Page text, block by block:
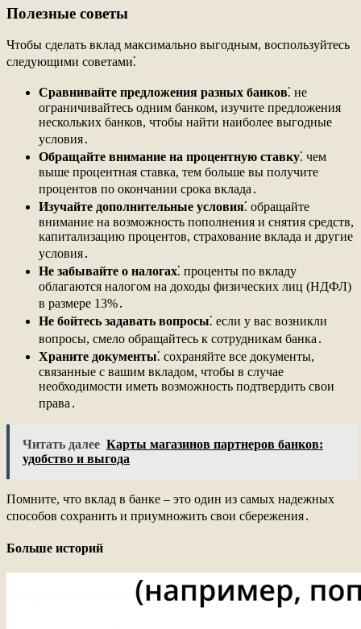
Полезные советы
Чтобы сделать вклад максимально выгодным, воспользуйтесь
следующими советами⁚
Сравнивайте предложения разных банков⁚ не
ограничивайтесь одним банком, изучите предложения
нескольких банков, чтобы найти наиболее выгодные
условия․
Обращайте внимание на процентную ставку⁚ чем
выше процентная ставка, тем больше вы получите
процентов по окончании срока вклада․
Изучайте дополнительные условия⁚ обращайте
внимание на возможность пополнения и снятия средств,
капитализацию процентов, страхование вклада и другие
условия․
Не забывайте о налогах⁚ проценты по вкладу
облагаются налогом на доходы физических лиц (НДФЛ)
в размере 13%․
Не бойтесь задавать вопросы⁚ если у вас возникли
вопросы, смело обращайтесь к сотрудникам банка․
Храните документы⁚ сохраняйте все документы,
связанные с вашим вкладом, чтобы в случае
необходимости иметь возможность подтвердить свои
права․
Читать далее Карты магазинов партнеров банков:
удобство и выгода
Помните, что вклад в банке – это один из самых надежных
способов сохранить и приумножить свои сбережения․
Больше историй